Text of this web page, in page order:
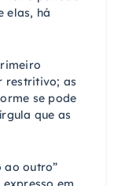
elas, há
restritivo; as
se pode
que as
ao outro”